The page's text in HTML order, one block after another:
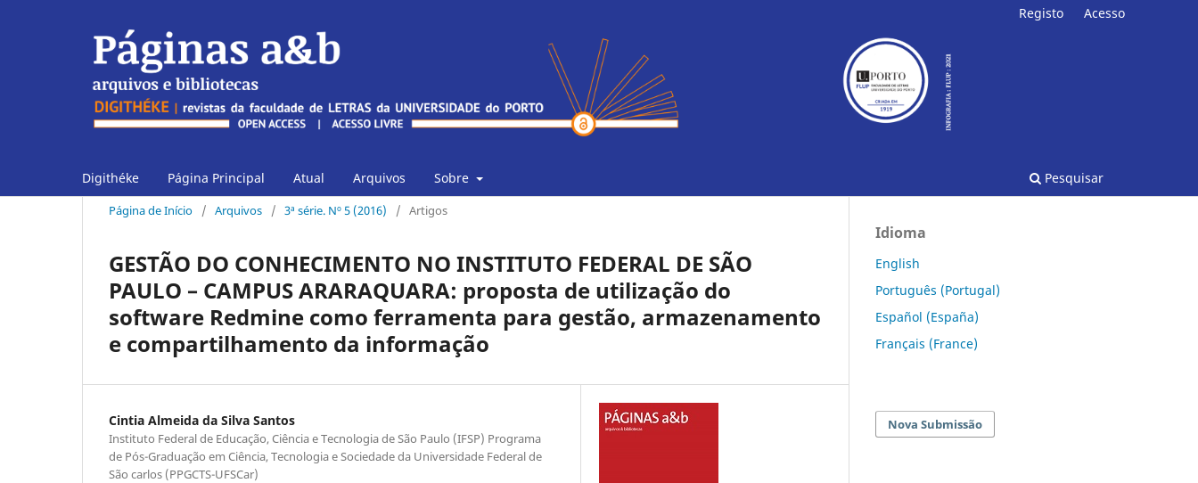
Digithéke Página Principal Atual Arquivos Sobre Pesquisar
Registo Acesso
Página de Início / Arquivos / 3ª série. Nº 5 (2016) / Artigos
GESTÃO DO CONHECIMENTO NO INSTITUTO FEDERAL DE SÃO
PAULO – CAMPUS ARARAQUARA: proposta de utilização do
software Redmine como ferramenta para gestão, armazenamento
e compartilhamento da informação
Cintia Almeida da Silva Santos
Instituto Federal de Educação, Ciência e Tecnologia de São Paulo (IFSP) Programa
de Pós-Graduação em Ciência, Tecnologia e Sociedade da Universidade Federal de
São carlos (PPGCTS-UFSCar)
Idioma
English
Português (Portugal)
Español (España)
Français (France)
Nova Submissão